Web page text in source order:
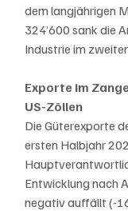
dem langjährigen
324’600 sank die
Industrie im
Exporte im
US-Zöllen
Die Güterexporte
ersten Halbjahr
Entwicklung nach
negativ auffällt (-